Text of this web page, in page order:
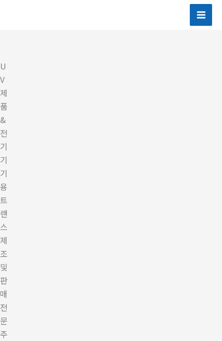
너
뛰
기
U
V
제
품
&
전
기
기
기
용
트
랜
스
제
조
및
판
매
전
문
주